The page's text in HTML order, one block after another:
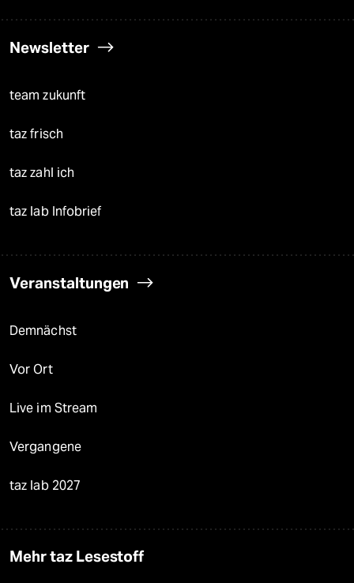
Newsletter
team zukunft
taz frisch
taz zahl ich
taz lab Infobrief
Veranstaltungen
Demnächst
Vor Ort
Live im Stream
Vergangene
taz lab 2027
Mehr taz Lesestoff